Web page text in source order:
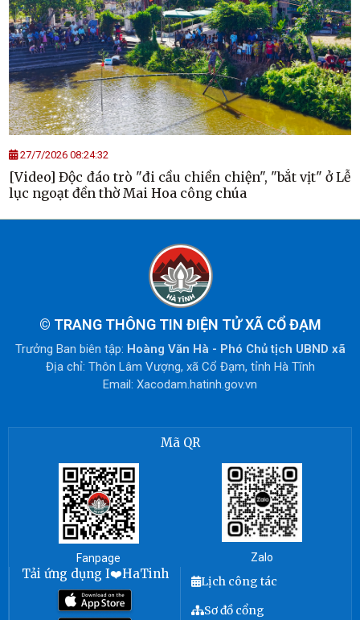
27/7/2026 08:24:32
[Video] Độc đáo trò "đi cầu chiền chiện", "bắt vịt" ở Lễ
lục ngoạt đền thờ Mai Hoa công chúa
© TRANG THÔNG TIN ĐIỆN TỬ XÃ CỔ ĐẠM
Trưởng Ban biên tập: Hoàng Văn Hà - Phó Chủ tịch UBND xã
Địa chỉ: Thôn Lâm Vượng, xã Cổ Đạm, tỉnh Hà Tĩnh
Email: Xacodam.hatinh.gov.vn
Mã QR
Fanpage Zalo
Tải ứng dụng I❤️HaTinh
Lịch công tác
Sơ đồ cổng